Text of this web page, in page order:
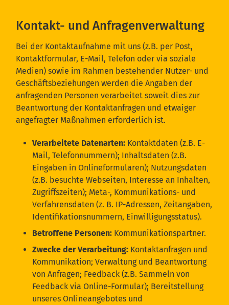
Kontakt- und Anfragenverwaltung
Bei der Kontaktaufnahme mit uns (z.B. per Post,
Kontaktformular, E-Mail, Telefon oder via soziale
Medien) sowie im Rahmen bestehender Nutzer- und
Geschäftsbeziehungen werden die Angaben der
anfragenden Personen verarbeitet soweit dies zur
Beantwortung der Kontaktanfragen und etwaiger
angefragter Maßnahmen erforderlich ist.
Verarbeitete Datenarten: Kontaktdaten (z.B. E-
Mail, Telefonnummern); Inhaltsdaten (z.B.
Eingaben in Onlineformularen); Nutzungsdaten
(z.B. besuchte Webseiten, Interesse an Inhalten,
Zugriffszeiten); Meta-, Kommunikations- und
Verfahrensdaten (z. B. IP-Adressen, Zeitangaben,
Identifikationsnummern, Einwilligungsstatus).
Betroffene Personen: Kommunikationspartner.
Zwecke der Verarbeitung: Kontaktanfragen und
Kommunikation; Verwaltung und Beantwortung
von Anfragen; Feedback (z.B. Sammeln von
Feedback via Online-Formular); Bereitstellung
unseres Onlineangebotes und